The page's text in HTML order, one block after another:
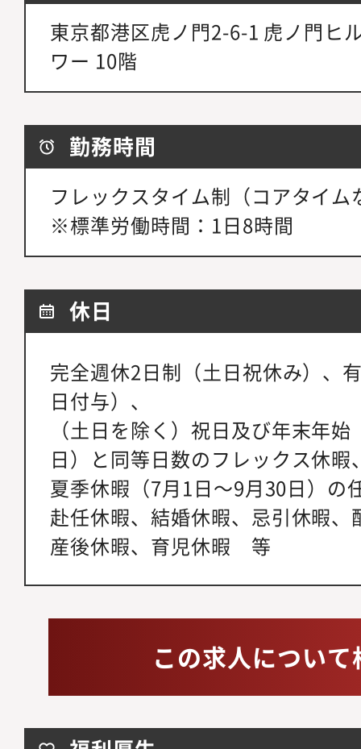
東京都港区虎ノ門2-6-1 虎ノ門ヒ
ワー 10階
勤務時間
フレックスタイム制（コアタイム
※標準労働時間：1日8時間
休日
完全週休2日制（土日祝休み）、
日付与）、
（土日を除く）祝日及び年末年
日）と同等日数のフレックス休暇
夏季休暇（7月1日～9月30日）の
赴任休暇、結婚休暇、忌引休暇
産後休暇、育児休暇 等
この求人につい